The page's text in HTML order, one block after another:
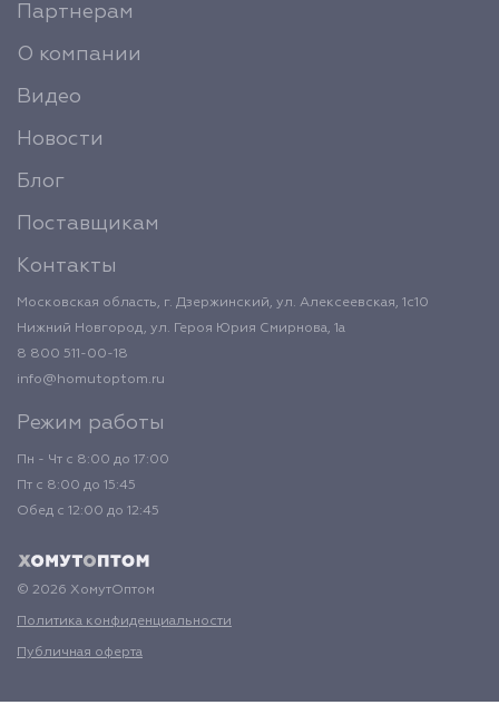
Партнерам
О компании
Видео
Новости
Блог
Поставщикам
Контакты
Московская область, г. Дзержинский, ул. Алексеевская, 1с10
Нижний Новгород, ул. Героя Юрия Смирнова, 1а
8 800 511-00-18
info@homutoptom.ru
Режим работы
Пн - Чт с 8:00 до 17:00
Пт с 8:00 до 15:45
Обед с 12:00 до 12:45
© 2026 ХомутОптом
Политика конфиденциальности
Публичная оферта